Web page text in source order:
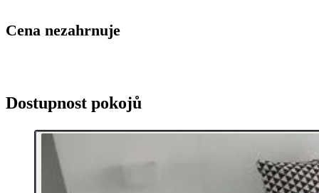
Cena nezahrnuje
Dostupnost pokojů